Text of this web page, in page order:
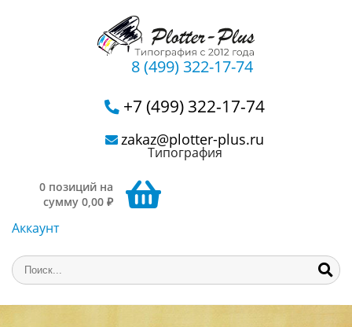
8 (499) 322-17-74
+7 (499) 322-17-74
zakaz@plotter-plus.ru
Типография
0 позиций на
сумму 0,00 ₽
Аккаунт